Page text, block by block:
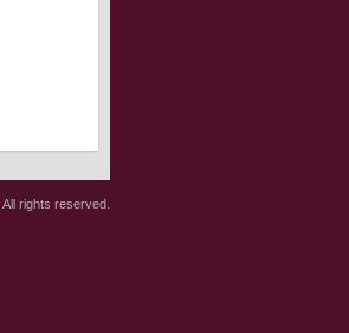
All rights reserved.